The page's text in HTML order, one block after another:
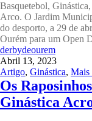
Basquetebol,
Arco. O Jardim
do desporto, a 29 de
Ourém para um Open
derbydeourem
Abril 13, 2023
Artigo, Ginástica, Mais
Os
Ginástica